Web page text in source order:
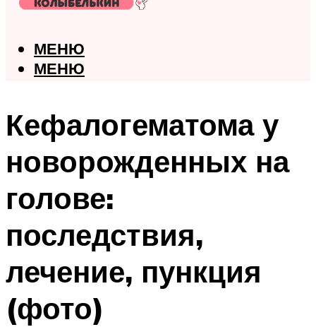
МЕНЮ
МЕНЮ
Кефалогематома у
новорожденных на
голове:
последствия,
лечение, пункция
(фото)